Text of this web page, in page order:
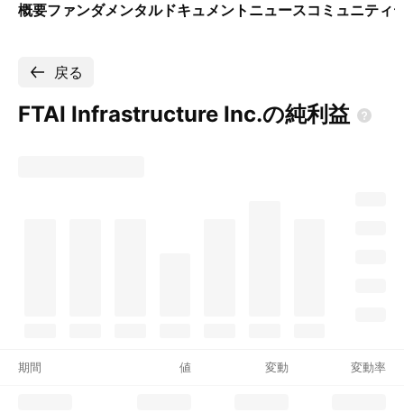
概要ファンダメンタルドキュメント ニュースコミュニティ
戻る
FTAI Infrastructure Inc.の純利益
期間 値 変動 変動率